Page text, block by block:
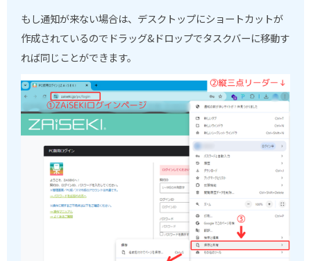
もし通知が来ない場合は、デスクトップにショートカットが
作成されているのでドラッグ&ドロップでタスクバーに移動す
れば同じことができます。